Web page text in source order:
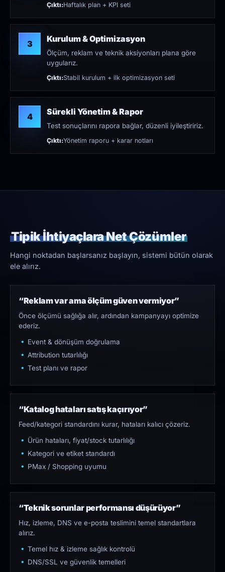
Çıktı:Haftalık plan + KPI seti
3 Kurulum & Optimizasyon
Ölçüm, reklam ve teknik aksiyonları plana göre
uygularız.
Çıktı:Stabil kurulum + ilk optimizasyon seti
4 Sürekli Yönetim & Rapor
Test sonuçlarını rapora bağlar, düzenli iyileştiririz.
Çıktı:Yönetim raporu + karar notları
Tipik İhtiyaçlara Net Çözümler
Hangi noktadan başlarsanız başlayın, sistemi bütün olarak
ele alırız.
“Reklam var ama ölçüm güven vermiyor”
Önce ölçümü sağlığa alır, ardından kampanyayı optimize
ederiz.
Event & dönüşüm doğrulama
Attribution tutarlılığı
Test planı ve rapor
“Katalog hataları satış kaçırıyor”
Feed/kategori standardını kurar, hataları kalıcı çözeriz.
Ürün hataları, fiyat/stock tutarlılığı
Kategori ve etiket standardı
PMax / Shopping uyumu
“Teknik sorunlar performansı düşürüyor”
Hız, izleme, DNS ve e-posta teslimini temel standartlara
alırız.
Temel hız & izleme sağlık kontrolü
DNS/SSL ve güvenlik temelleri